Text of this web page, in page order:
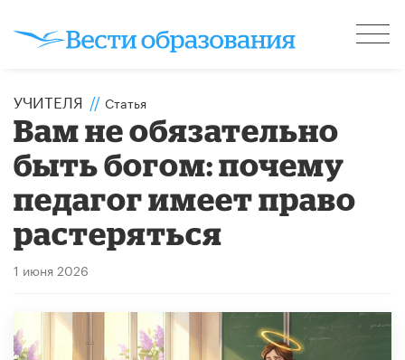
УЧИТЕЛЯ // Статья
​Вам не обязательно
быть богом: почему
педагог имеет право
растеряться
1 июня 2026